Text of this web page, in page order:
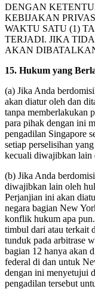
DENGAN
KEBIJAKAN
WAKTU SATU (1)
TERJADI. JIKA
AKAN
15. Hukum yang
(a) Jika Anda
akan diatur oleh dan
tanpa memberlakukan
para pihak dengan ini
pengadilan Singapore
setiap perselisihan
kecuali diwajibkan lain
(b) Jika Anda
diwajibkan lain oleh
Perjanjian ini akan
negara bagian New
konflik hukum apa
timbul dari atau terkait
tunduk pada arbitrase
bagian 12 hanya akan
federal di dan untuk
dengan ini menyetujui
pengadilan tersebut